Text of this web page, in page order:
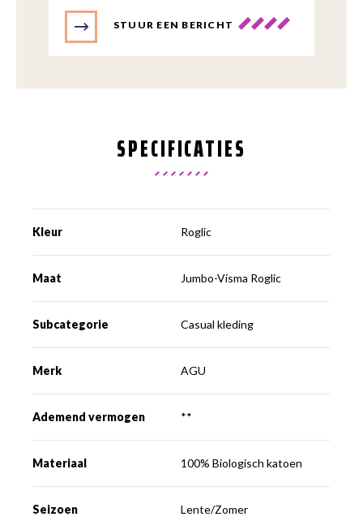
STUUR EEN BERICHT
SPECIFICATIES
Kleur Roglic
Maat Jumbo-Visma Roglic
Subcategorie Casual kleding
Merk AGU
Ademend vermogen **
Materiaal 100% Biologisch katoen
Seizoen Lente/Zomer